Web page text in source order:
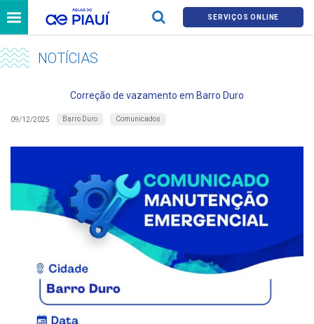
SERVIÇOS ONLINE
NOTÍCIAS
Correção de vazamento em Barro Duro
09/12/2025 Barro Duro Comunicados